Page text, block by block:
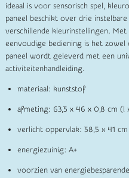
ideaal is voor sensorisch spel,
paneel beschikt over drie
verschillende kleurinstellingen.
eenvoudige bediening is het zowel
paneel wordt geleverd met een
activiteitenhandleiding.
materiaal: kunststof
afmeting: 63,5 x 46 x 0,8 cm (l
verlicht oppervlak: 58,5 x 41
energiezuinig: A+
voorzien van